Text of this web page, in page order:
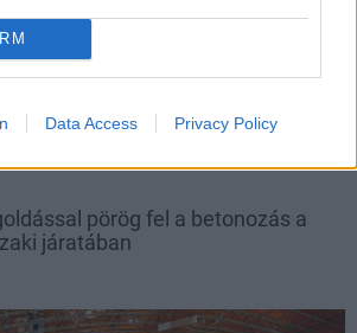
Data Access Privacy Policy
sarkában épülő gyorsforgalmi út
és Sopron új elkerülő útját is a
és a Subterra-Raab konzorciuma
milliárd forintos projektben.
pörög fel a betonozás a
járatában